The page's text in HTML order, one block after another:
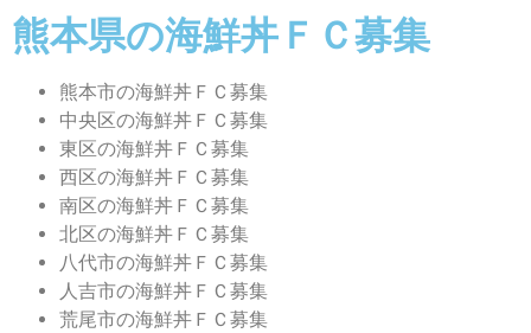
熊本県の海鮮丼ＦＣ募集
熊本市の海鮮丼ＦＣ募集
中央区の海鮮丼ＦＣ募集
東区の海鮮丼ＦＣ募集
西区の海鮮丼ＦＣ募集
南区の海鮮丼ＦＣ募集
北区の海鮮丼ＦＣ募集
八代市の海鮮丼ＦＣ募集
人吉市の海鮮丼ＦＣ募集
荒尾市の海鮮丼ＦＣ募集